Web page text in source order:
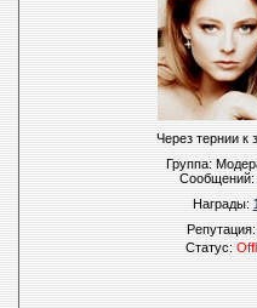
Через тернии к
Группа:
Награды:
Статус: